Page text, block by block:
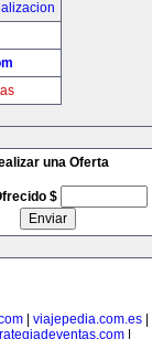
una Oferta
$
viajepedia.com.es
|